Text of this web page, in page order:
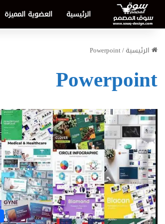
الرئيسية العضوية المميزة
الرئيسية/
Powerpoint
Powerpoint